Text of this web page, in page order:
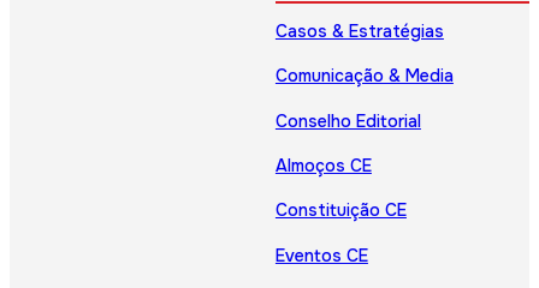
Casos & Estratégias
Comunicação & Media
Conselho Editorial
Almoços CE
Constituição CE
Eventos CE